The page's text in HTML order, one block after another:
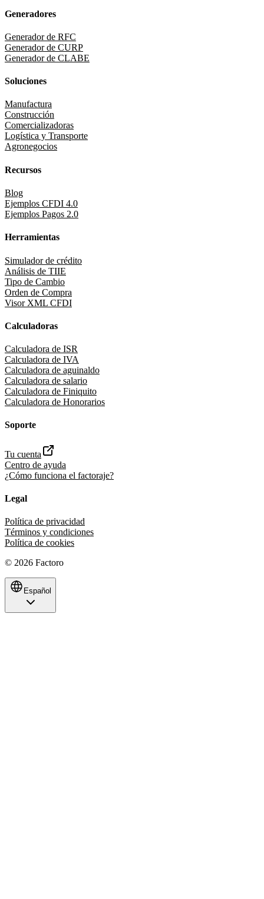
Generadores
Generador de RFC
Generador de CURP
Generador de CLABE
Soluciones
Manufactura
Construcción
Comercializadoras
Logística y Transporte
Agronegocios
Recursos
Blog
Ejemplos CFDI 4.0
Ejemplos Pagos 2.0
Herramientas
Simulador de crédito
Análisis de TIIE
Tipo de Cambio
Orden de Compra
Visor XML CFDI
Calculadoras
Calculadora de ISR
Calculadora de IVA
Calculadora de aguinaldo
Calculadora de salario
Calculadora de Finiquito
Calculadora de Honorarios
Soporte
Tu cuenta
Centro de ayuda
¿Cómo funciona el factoraje?
Legal
Política de privacidad
Términos y condiciones
Política de cookies
© 2026 Factoro
Español